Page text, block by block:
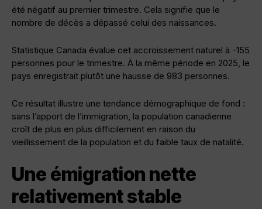
été négatif au premier trimestre. Cela signifie que le
nombre de décès a dépassé celui des naissances.
Statistique Canada évalue cet accroissement naturel à -155
personnes pour le trimestre. À la même période en 2025, le
pays enregistrait plutôt une hausse de 983 personnes.
Ce résultat illustre une tendance démographique de fond :
sans l’apport de l’immigration, la population canadienne
croît de plus en plus difficilement en raison du
vieillissement de la population et du faible taux de natalité.
Une émigration nette
relativement stable